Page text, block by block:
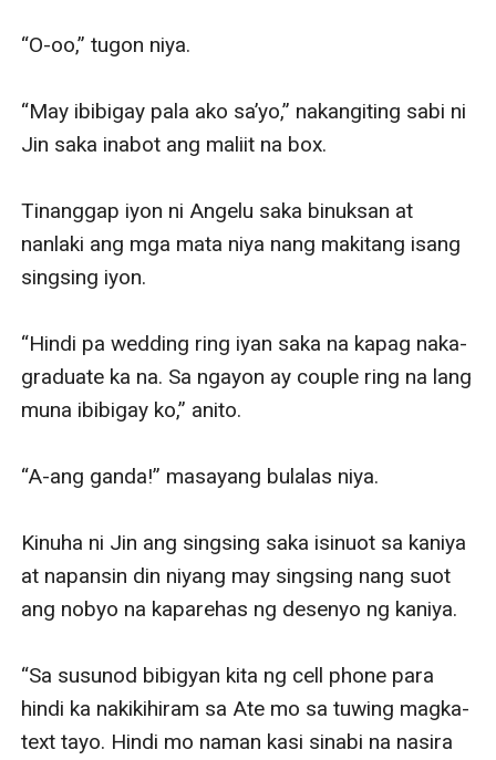
“O-oo,” tugon niya.
“May ibibigay pala ako sa’yo,” nakangiting sabi ni
Jin saka inabot ang maliit na box.
Tinanggap iyon ni Angelu saka binuksan at
nanlaki ang mga mata niya nang makitang isang
singsing iyon.
“Hindi pa wedding ring iyan saka na kapag naka-
graduate ka na. Sa ngayon ay couple ring na lang
muna ibibigay ko,” anito.
“A-ang ganda!” masayang bulalas niya.
Kinuha ni Jin ang singsing saka isinuot sa kaniya
at napansin din niyang may singsing nang suot
ang nobyo na kaparehas ng desenyo ng kaniya.
“Sa susunod bibigyan kita ng cell phone para
hindi ka nakikihiram sa Ate mo sa tuwing magka-
text tayo. Hindi mo naman kasi sinabi na nasira